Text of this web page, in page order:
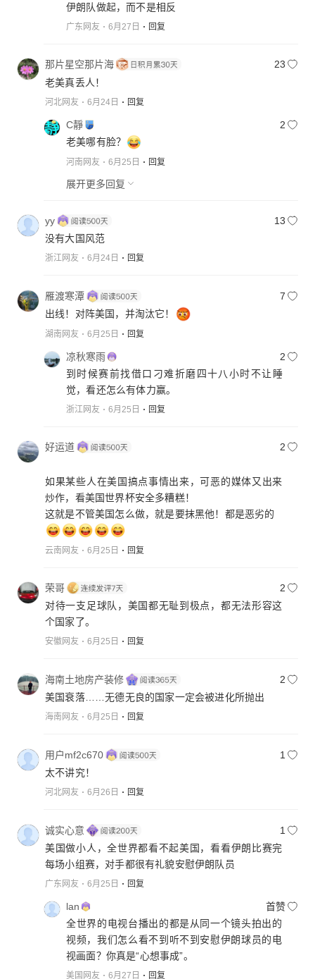
伊朗队做起，而不是相反
广东网友 6月27日 回复
那片星空那片海
23
老美真丢人！
河北网友 6月24日 回复
C靜
2
老美哪有脸？
河南网友 6月25日 回复
展开更多回复
yy
13
没有大国风范
浙江网友 6月24日 回复
雁渡寒潭
7
出线！对阵美国，并淘汰它！
湖南网友 6月25日 回复
凉秋寒雨
2
到时候赛前找借口刁难折磨四十八小时不让睡
觉，看还怎么有体力赢。
浙江网友 6月25日 回复
好运道 2
如果某些人在美国搞点事情出来，可恶的媒体又出来
炒作，看美国世界杯安全多糟糕！
云南网友 6月25日 回复
荣哥
2
对待一支足球队，美国都无耻到极点，都无法形容这
个国家了。
安徽网友 6月25日 回复
海南土地房产装修
2
美国衰落……无德无良的国家一定会被进化所抛出
海南网友 6月25日 回复
用户mf2c670
1
太不讲究！
河北网友 6月26日 回复
诚实心意
1
美国做小人，全世界都看不起美国，看看伊朗比赛完
每场小组赛，对手都很有礼貌安慰伊朗队员
广东网友 6月25日 回复
lan
首赞
全世界的电视台播出的都是从同一个镜头拍出的
视频，我们怎么看不到听不到安慰伊朗球员的电
视画面？你真是“心想事成”。
美国网友 6月27日 回复